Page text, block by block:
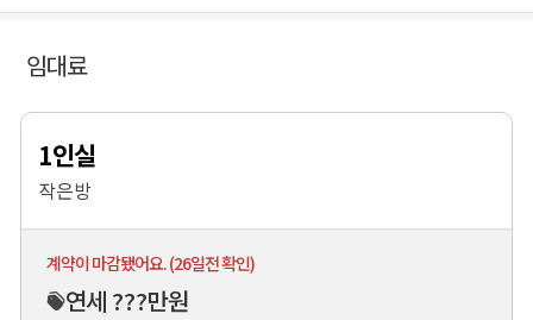
임대료
1인실
작은방
계약이 마감됐어요. (26일전 확인)
연세 ???만원